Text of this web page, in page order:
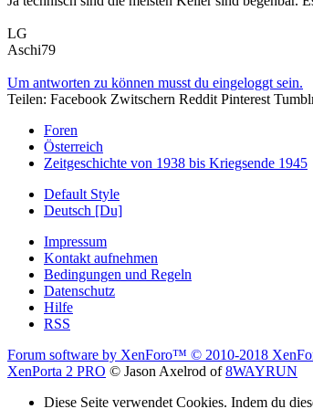
LG
Aschi79
Um antworten zu können musst du eingeloggt sein.
Teilen: Facebook Zwitschern Reddit Pinterest
Foren
Österreich
Zeitgeschichte von 1938 bis Kriegsende 1945
Default Style
Deutsch [Du]
Impressum
Kontakt aufnehmen
Bedingungen und Regeln
Datenschutz
Hilfe
RSS
Forum software by XenForo™ © 2010-2018
XenPorta 2 PRO © Jason Axelrod of8WAYRUN
Diese Seite verwendet Cookies. Indem du